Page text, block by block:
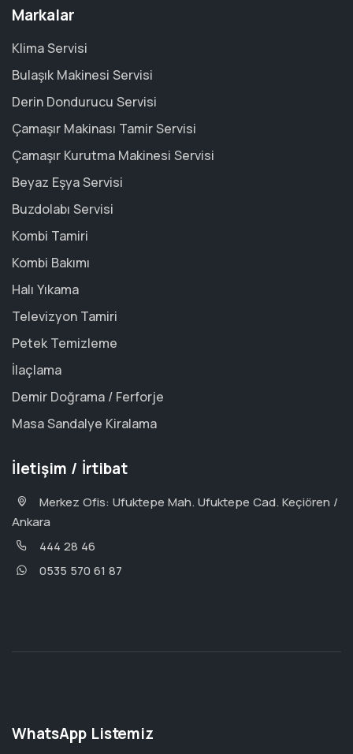
Markalar
Klima Servisi
Bulaşık Makinesi Servisi
Derin Dondurucu Servisi
Çamaşır Makinası Tamir Servisi
Çamaşır Kurutma Makinesi Servisi
Beyaz Eşya Servisi
Buzdolabı Servisi
Kombi Tamiri
Kombi Bakımı
Halı Yıkama
Televizyon Tamiri
Petek Temizleme
İlaçlama
Demir Doğrama / Ferforje
Masa Sandalye Kiralama
İletişim / İrtibat
Merkez Ofis: Ufuktepe Mah. Ufuktepe Cad. Keçiören /
Ankara
444 28 46
0535 570 61 87
WhatsApp Listemiz